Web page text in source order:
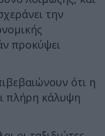
την
προκύψει
ότι η
πλήρη κάλυψη